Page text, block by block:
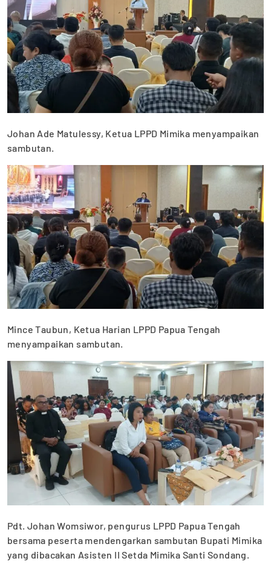
Johan Ade Matulessy, Ketua LPPD Mimika menyampaikan
sambutan.
Mince Taubun, Ketua Harian LPPD Papua Tengah
menyampaikan sambutan.
Pdt. Johan Womsiwor, pengurus LPPD Papua Tengah
bersama peserta mendengarkan sambutan Bupati Mimika
yang dibacakan Asisten II Setda Mimika Santi Sondang.